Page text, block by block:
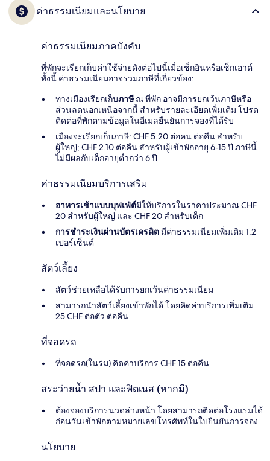
ค่าธรรมเนียมและนโยบาย
ค่าธรรมเนียมภาคบังคับ
ที่พักจะเรียกเก็บค่าใช้จ่ายดังต่อไปนี้เมื่อเช็กอินหรือเช็กเอาต์
ทั้งนี้ ค่าธรรมเนียมอาจรวมภาษีที่เกี่ยวข้อง:
ทางเมืองเรียกเก็บภาษีณ ที่พัก อาจมีการยกเว้นภาษีหรือ
ส่วนลดนอกเหนือจากนี้ สำหรับรายละเอียดเพิ่มเติม โปรด
ติดต่อที่พักตามข้อมูลในอีเมลยืนยันการจองที่ได้รับ
เมืองจะเรียกเก็บภาษี: CHF 5.20 ต่อคน ต่อคืน สำหรับ
ผู้ใหญ่; CHF 2.10 ต่อคืน สำหรับผู้เข้าพักอายุ 6-15 ปี ภาษีนี้
ไม่มีผลกับเด็กอายุต่ำกว่า 6 ปี
ค่าธรรมเนียมบริการเสริม
อาหารเช้าแบบบุฟเฟ่ต์มีให้บริการในราคาประมาณ CHF
20 สำหรับผู้ใหญ่ และ CHF 20 สำหรับเด็ก
การชำระเงินผ่านบัตรเครดิตมีค่าธรรมเนียมเพิ่มเติม 1.2
เปอร์เซ็นต์
สัตว์เลี้ยง
สัตว์ช่วยเหลือได้รับการยกเว้นค่าธรรมเนียม
สามารถนำสัตว์เลี้ยงเข้าพักได้ โดยคิดค่าบริการเพิ่มเติม
25 CHF ต่อตัว ต่อคืน
ที่จอดรถ
ที่จอดรถ(ในร่ม) คิดค่าบริการ CHF 15 ต่อคืน
สระว่ายน้ำ สปา และฟิตเนส (หากมี)
ต้องจองบริการนวดล่วงหน้า โดยสามารถติดต่อโรงแรมได้
ก่อนวันเข้าพักตามหมายเลขโทรศัพท์ในใบยืนยันการจอง
นโยบาย